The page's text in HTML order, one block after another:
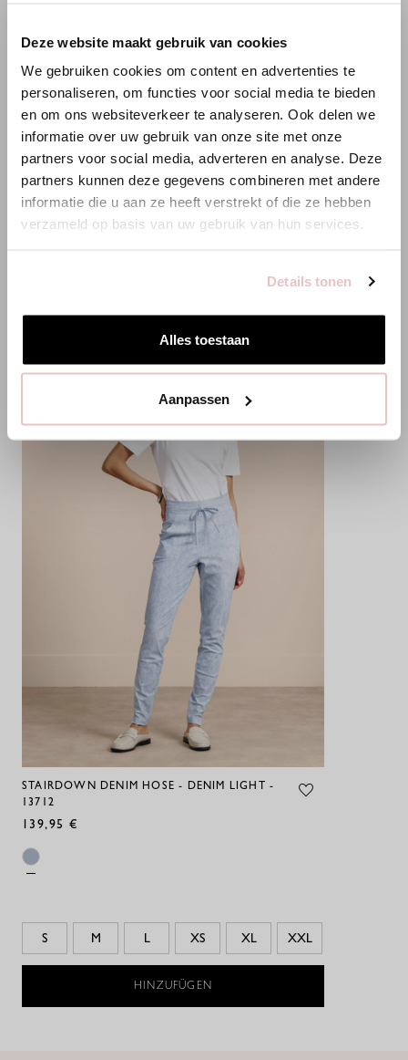
Deze website maakt gebruik van cookies
We gebruiken cookies om content en advertenties te
personaliseren, om functies voor social media te bieden
en om ons websiteverkeer te analyseren. Ook delen we
informatie over uw gebruik van onze site met onze
partners voor social media, adverteren en analyse. Deze
partners kunnen deze gegevens combineren met andere
informatie die u aan ze heeft verstrekt of die ze hebben
verzameld op basis van uw gebruik van hun services.
Details tonen
Alles toestaan
Aanpassen
Auswirkungen kontinuierlich zu senken.
Mehr über Nachhaltigkeit lesenbei Studio Anneloes.
Wasser
6.15 m3
Emissionen
5.98 kg CO2
Energie
27.53 kWh
STAIRDOWN DENIM HOSE - DENIM LIGHT -
13712
139,95 €
S M L XS XL XXL
HINZUFÜGEN
WILLKOMMEN BEI STUDIO
ANNELOES
Es scheint, dass du uns von einem anderen Land aus
Bist du am richtigen Ort?
Zur niederländischen Seite wechseln